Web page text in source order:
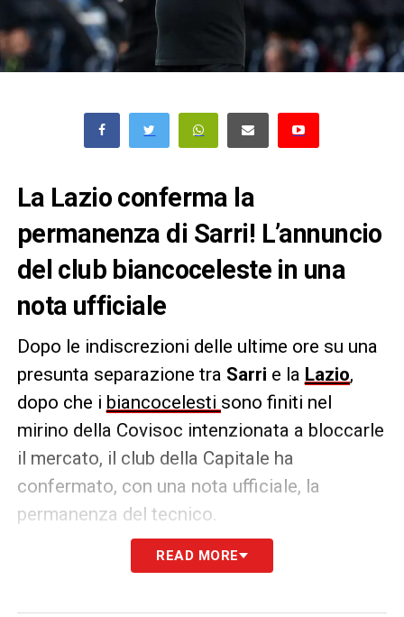
La Lazio conferma la
permanenza di Sarri! L’annuncio
del club biancoceleste in una
nota ufficiale
Dopo le indiscrezioni delle ultime ore su una
presunta separazione tra Sarri e la Lazio,
dopo che i biancocelesti sono finiti nel
mirino della Covisoc intenzionata a bloccarle
il mercato, il club della Capitale ha
confermato, con una nota ufficiale, la
permanenza del tecnico.
COMUNICATO –«Nella mattinata odierna, il
READ MORE